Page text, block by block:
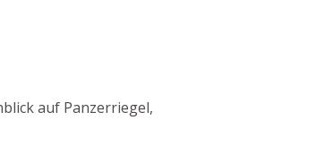
auf Panzerriegel,